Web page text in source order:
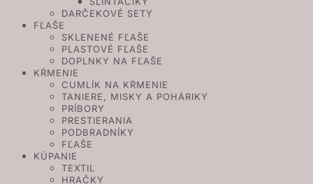
DARČEKOVÉ SETY
FĽAŠE
SKLENENÉ FĽAŠE
PLASTOVÉ FĽAŠE
DOPLNKY NA FĽAŠE
KŔMENIE
CUMLÍK NA KŔMENIE
TANIERE, MISKY A POHÁRIKY
PRÍBORY
PRESTIERANIA
PODBRADNÍKY
FĽAŠE
KÚPANIE
TEXTIL
HRAČKY